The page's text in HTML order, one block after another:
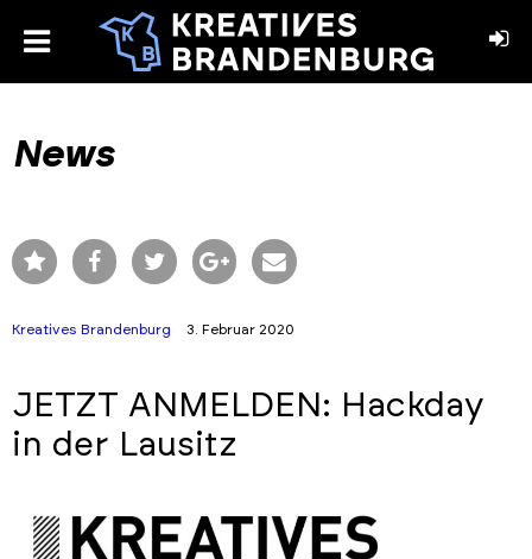
toggle
News
Kreatives Brandenburg 3. Februar 2020
JETZT ANMELDEN: Hackday
in der Lausitz